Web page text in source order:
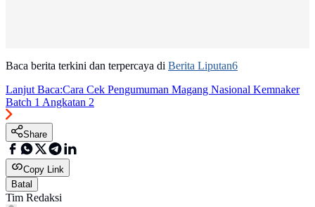
Baca berita terkini dan terpercaya di Berita Liputan6
Lanjut Baca:Cara Cek Pengumuman Magang Nasional Kemnaker
Batch 1 Angkatan 2
Share
Copy Link
Batal
Tim Redaksi